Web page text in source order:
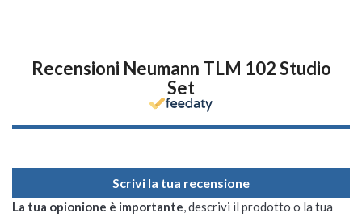
Recensioni Neumann TLM 102 Studio
Set
Scrivi la tua recensione
La tua opionione è importante, descrivi il prodotto o la tua